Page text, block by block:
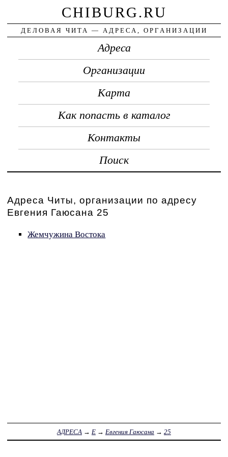
CHIBURG.RU
ДЕЛОВАЯ ЧИТА — АДРЕСА, ОРГАНИЗАЦИИ
Адреса
Организации
Карта
Как попасть в каталог
Контакты
Поиск
Адреса Читы, организации по адресу
Евгения Гаюсана 25
Жемчужина Востока
АДРЕСА → Е → Евгения Гаюсана → 25